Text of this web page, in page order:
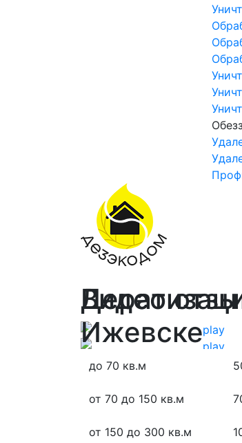
Ижевске
до 70 кв.м
от 70 до 150 кв.м
от 150 до 300 кв.м
Видео